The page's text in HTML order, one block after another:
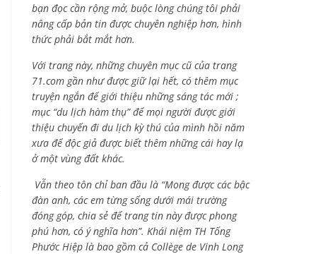
bạn đọc cần rộng mở, buộc lòng chúng tôi phải
nâng cấp bản tin được chuyên nghiệp hơn, hình
thức phải bắt mắt hơn.
Với trang này, những chuyên mục cũ của trang
71.com gần như được giữ lại hết, có thêm mục
truyện ngắn để giới thiệu những sáng tác mới ;
mục “du lịch hàm thụ” để mọi người được giới
thiệu chuyến đi du lịch kỳ thú của mình hồi năm
xưa để độc giả được biết thêm những cái hay lạ
ở một vùng đất khác.
Vẫn theo tôn chỉ ban đầu là “Mong được các bậc
đàn anh, các em từng sống dưới mái trường
đóng góp, chia sẻ để trang tin này được phong
phú hơn, có ý nghĩa hơn”. Khái niệm TH Tống
Phước Hiệp là bao gồm cả Collège de Vinh Long